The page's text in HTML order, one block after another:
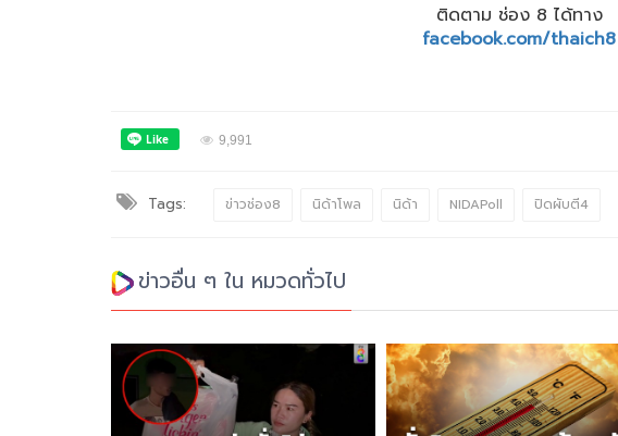
ติดตาม ช่อง 8 ได้ทาง
facebook.com/thaich8
9,991
Tags: ข่าวช่อง8 นิด้าโพล นิด้า NIDAPoll ปิดผับตี4
ข่าวอื่น ๆ ใน หมวดทั่วไป